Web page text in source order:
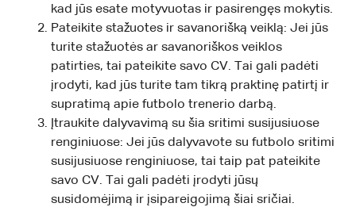
kad jūs esate motyvuotas ir pasirengęs mokytis.
Pateikite stažuotes ir savanorišką veiklą: Jei jūs
turite stažuotės ar savanoriškos veiklos
patirties, tai pateikite savo CV. Tai gali padėti
įrodyti, kad jūs turite tam tikrą praktinę patirtį ir
supratimą apie futbolo trenerio darbą.
Įtraukite dalyvavimą su šia sritimi susijusiuose
renginiuose: Jei jūs dalyvavote su futbolo sritimi
susijusiuose renginiuose, tai taip pat pateikite
savo CV. Tai gali padėti įrodyti jūsų
susidomėjimą ir įsipareigojimą šiai sričiai.